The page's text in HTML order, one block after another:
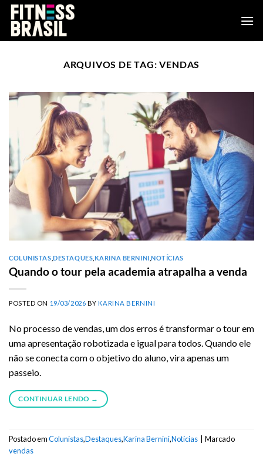
Skip
content
ARQUIVOS DE TAG:VENDAS
COLUNISTAS ,DESTAQUES KARINA BERNINI ,NOTÍCIAS
Quando o tour pela academia atrapalha a venda
POSTED ON 19/03/2026 BYKARINA BERNINI
No processo de vendas, um dos erros é transformar o tour em
uma apresentação robotizada e igual para todos. Quando ele
não se conecta com o objetivo do aluno, vira apenas um
passeio.
CONTINUAR LENDO →
Postado emColunistas,Destaques,Karina Bernini,Notícias
Marcado
vendas